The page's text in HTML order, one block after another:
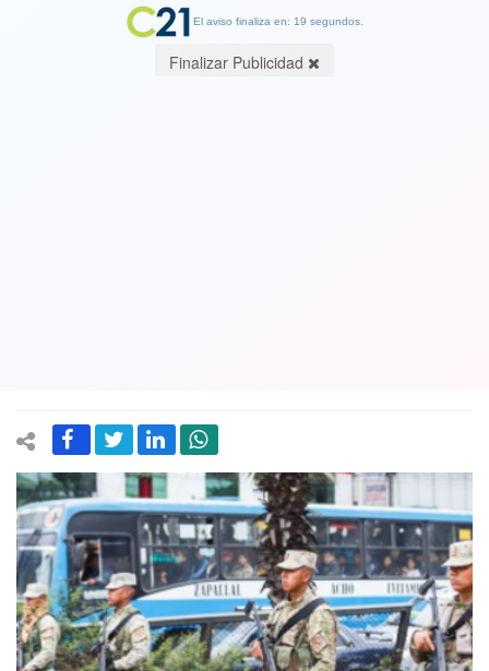
El aviso finaliza en: 19 segundos.
Finalizar Publicidad